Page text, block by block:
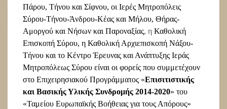
Πάρου, Τήνου και Σίφνου, οι Ιερές Μητροπόλεις
Σύρου-Τήνου-Άνδρου-Κέας και Μήλου, Θήρας-
Αμοργού και Νήσων και Παροναξίας, η Καθολική
Επισκοπή Σύρου, η Καθολική Αρχιεπισκοπή Νάξου-
Τήνου και το Κέντρο Έρευνας και Ανάπτυξης Ιεράς
Μητροπόλεως Σύρου είναι οι φορείς που συμμετέχουν
στο Επιχειρησιακού Προγράμματος «Επισιτιστικής
και Βασικής Υλικής Συνδρομής 2014-2020» του
«Ταμείου Ευρωπαϊκής Βοήθειας για τους Απόρους»